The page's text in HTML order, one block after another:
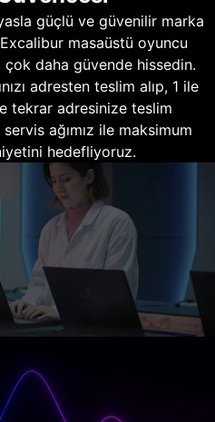
güçlü ve güvenilir marka
masaüstü oyuncu
daha güvende hissedin.
adresten teslim alıp, 1 ile
tekrar adresinize teslim
ağımız ile maksimum
hedefliyoruz.